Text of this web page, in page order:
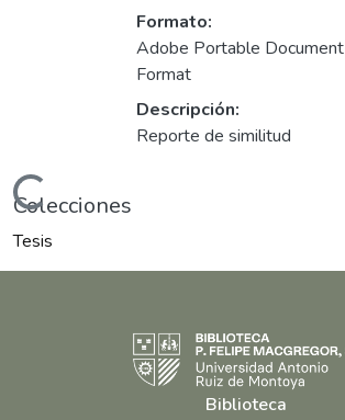
Formato:
Adobe Portable Document
Format
Descripción:
Reporte de similitud
Colecciones
Tesis
Biblioteca